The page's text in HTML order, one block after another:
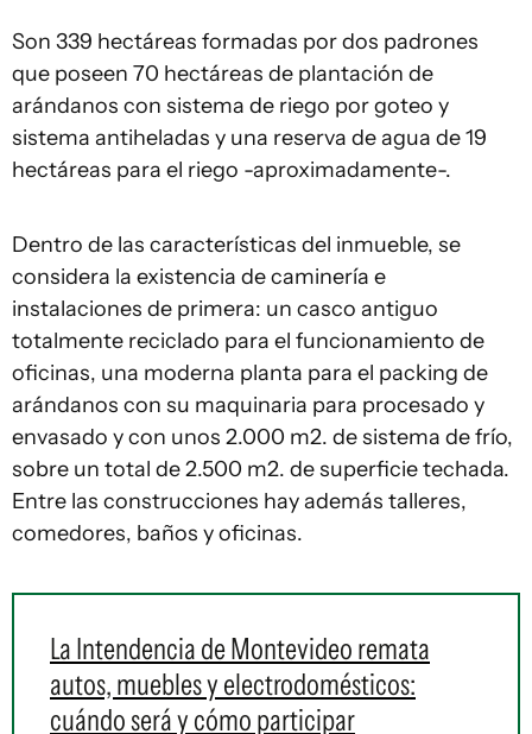
Son 339 hectáreas formadas por dos padrones
que poseen 70 hectáreas de plantación de
arándanos con sistema de riego por goteo y
sistema antiheladas y una reserva de agua de 19
hectáreas para el riego -aproximadamente-.
Dentro de las características del inmueble, se
considera la existencia de caminería e
instalaciones de primera: un casco antiguo
totalmente reciclado para el funcionamiento de
oficinas, una moderna planta para el packing de
arándanos con su maquinaria para procesado y
envasado y con unos 2.000 m2. de sistema de frío,
sobre un total de 2.500 m2. de superficie techada.
Entre las construcciones hay además talleres,
comedores, baños y oficinas.
La Intendencia de Montevideo remata
autos, muebles y electrodomésticos:
cuándo será y cómo participar